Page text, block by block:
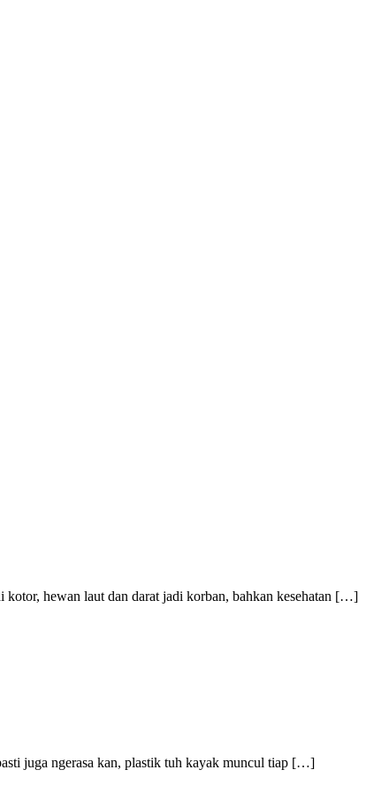
kotor, hewan laut dan darat jadi korban, bahkan kesehatan […]
juga ngerasa kan, plastik tuh kayak muncul tiap […]